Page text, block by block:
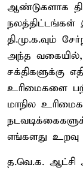
ஆண்டுகளாக
தி.மு.க.வும்
அந்த வகையில்,
சக்திகளுக்கு
உரிமைகளை
மாநில
எங்களது
த.வெ.க. ஆட்சி